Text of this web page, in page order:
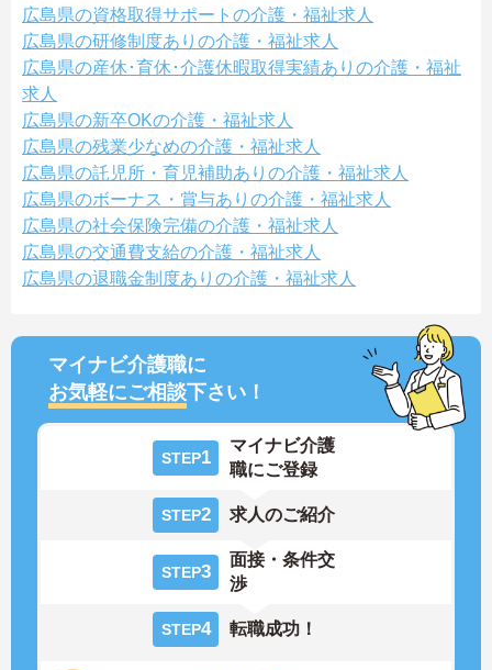
広島県の資格取得サポートの介護・福祉求人
広島県の研修制度ありの介護・福祉求人
広島県の産休･育休･介護休暇取得実績ありの介護・福祉
求人
広島県の新卒OKの介護・福祉求人
広島県の残業少なめの介護・福祉求人
広島県の託児所・育児補助ありの介護・福祉求人
広島県のボーナス・賞与ありの介護・福祉求人
広島県の社会保険完備の介護・福祉求人
広島県の交通費支給の介護・福祉求人
広島県の退職金制度ありの介護・福祉求人
マイナビ介護職に
お気軽にご相談下さい！
STEP1
マイナビ介護
職にご登録
STEP2 求人のご紹介
STEP3
面接・条件交
渉
STEP4 転職成功！